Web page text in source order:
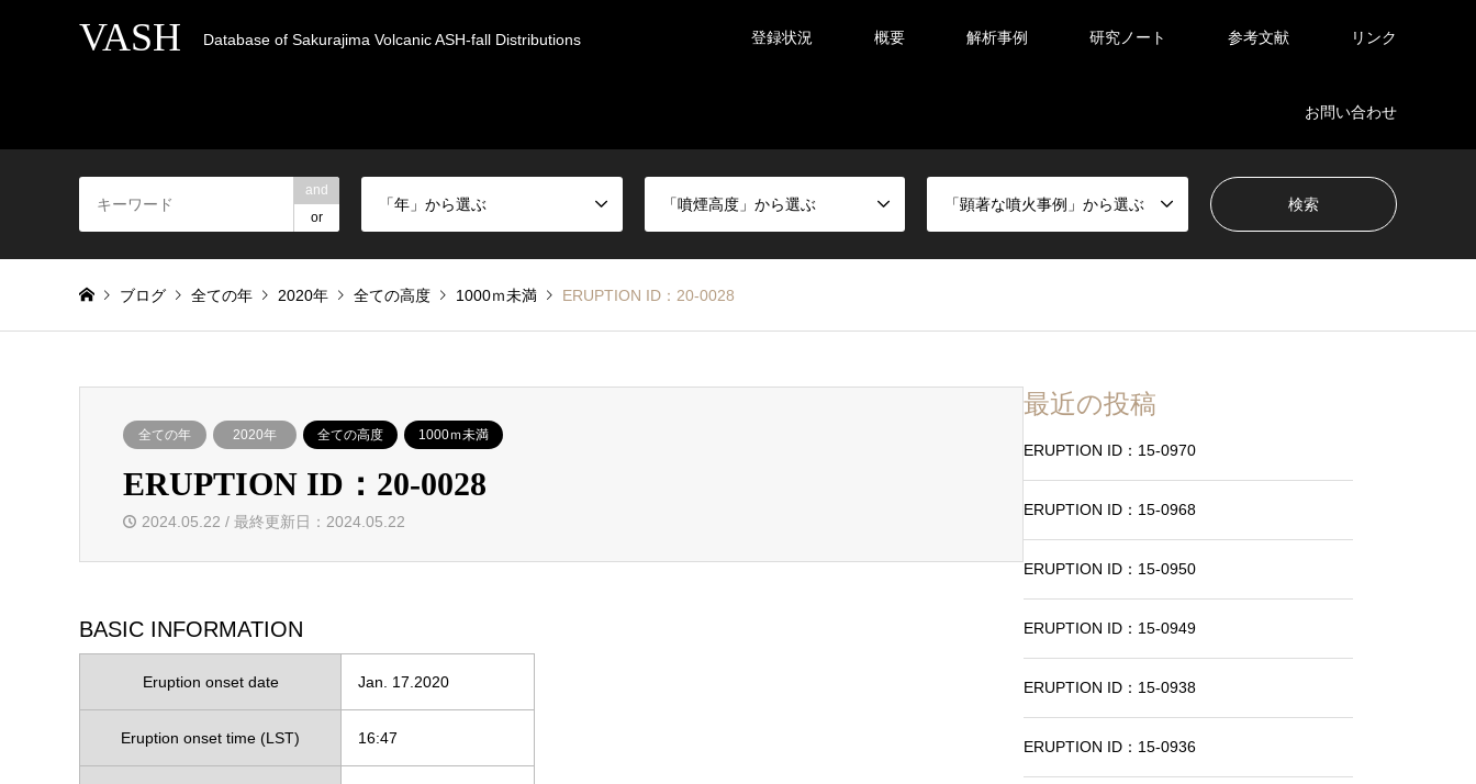
VASH Database of Sakurajima Volcanic ASH-fall Distributions 登録状況 概要 解析事例 研究ノート 参考文献 リンク
お問い合わせ
and
or
「年」から選ぶ 「噴煙高度」から選ぶ 「顕著な噴火事例」から選ぶ
ブログ 全ての年 2020年 全ての高度 1000ｍ未満 ERUPTION ID：20-0028
全ての年 2020年 全ての高度 1000ｍ未満
ERUPTION ID：20-0028
2024.05.22 / 最終更新日：2024.05.22
BASIC INFORMATION
Eruption onset date Jan. 17.2020
Eruption onset time (LST) 16:47
最近の投稿
ERUPTION ID：15-0970
ERUPTION ID：15-0968
ERUPTION ID：15-0950
ERUPTION ID：15-0949
ERUPTION ID：15-0938
ERUPTION ID：15-0936